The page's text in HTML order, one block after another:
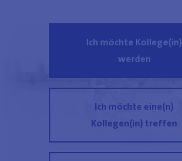
Ich möchte Kollege(in)
werden
Ich möchte eine(n)
Kollegen(in) treffen